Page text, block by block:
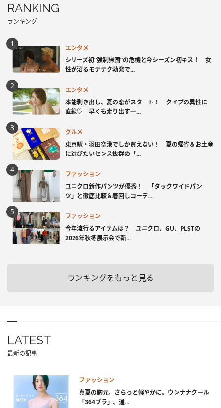
RANKING
ランキング
エンタメ
シリーズ初“強制帰国”の危機と今シーズン初キス！ 女
性が沼るモテテク勃発で...
エンタメ
本能剥き出し、夏の恋がスタート！ タイプの異性に一
直線♡ 早くも走り出す一...
グルメ
東京駅・羽田空港でしか買えない！ 夏の帰省＆お土産
に選びたいセンス抜群の「...
ファッション
ユニクロ新作パンツが優秀！ 「タックワイドパン
ツ」と徹底比較＆着回しコーデ...
ファッション
今年流行るアイテムは？ ユニクロ、GU、PLSTの
2026年秋冬展示会で新...
ランキングをもっと見る
LATEST
最新の記事
ファッション
真夏の胸元、さらっと軽やかに。ウンナナクール
「364ブラ」、通...